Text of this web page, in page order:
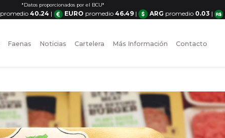
*Datos proporcionados por el BCU*
promedio 40.24 | EURO promedio 46.49 | ARG promedio 0.03 |
Faenas Noticias Cartelera Más Información Contacto